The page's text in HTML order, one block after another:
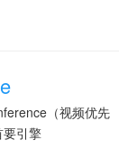
（视频优先
要引擎